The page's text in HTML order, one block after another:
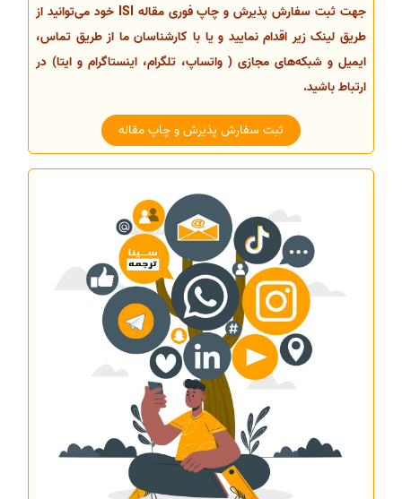
جهت ثبت سفارش پذیرش و چاپ فوری مقاله ISI خود می‌توانید از
طریق لینک زیر اقدام نمایید و یا با کارشناسان ما از طریق تماس،
ایمیل و شبکه‌های مجازی ( واتساپ، تلگرام، اینستاگرام و ایتا) در
ارتباط باشید.
ثبت سفارش پذیرش و چاپ مقاله